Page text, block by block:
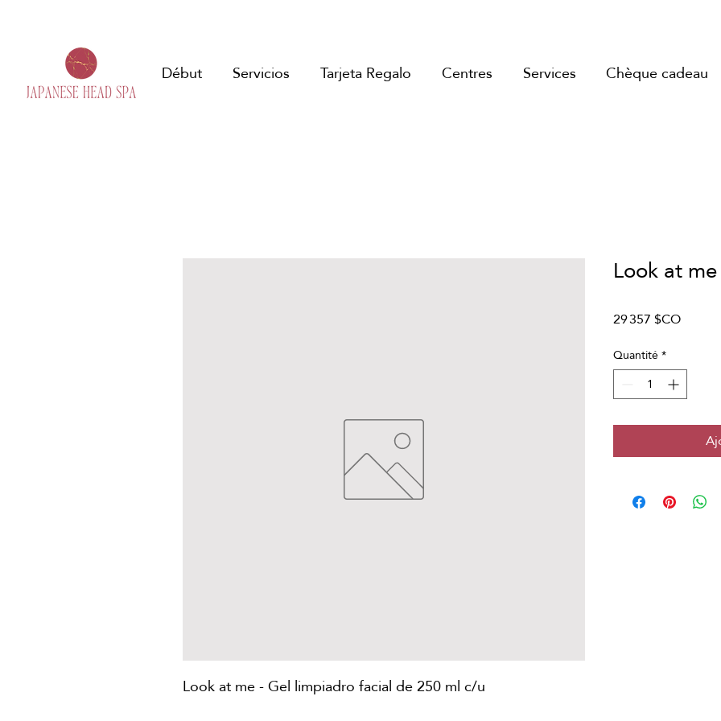
Début Servicios Tarjeta Regalo Centres Services Chèque cadeau
Look at me - Gel limpiadro facial de 250 ml c/u
Look at me
29 357 $COPrix
Quantité*